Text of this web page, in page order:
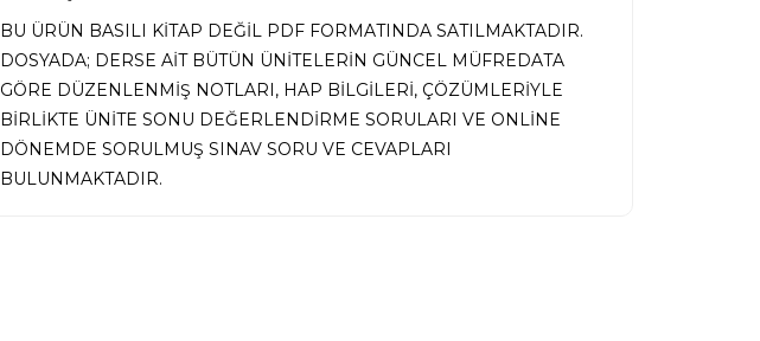
BU ÜRÜN BASILI KİTAP DEĞİL PDF FORMATINDA SATILMAKTADIR.
DOSYADA; DERSE AİT BÜTÜN ÜNİTELERİN GÜNCEL MÜFREDATA
GÖRE DÜZENLENMİŞ NOTLARI, HAP BİLGİLERİ, ÇÖZÜMLERİYLE
BİRLİKTE ÜNİTE SONU DEĞERLENDİRME SORULARI VE ONLİNE
DÖNEMDE SORULMUŞ SINAV SORU VE CEVAPLARI
BULUNMAKTADIR.